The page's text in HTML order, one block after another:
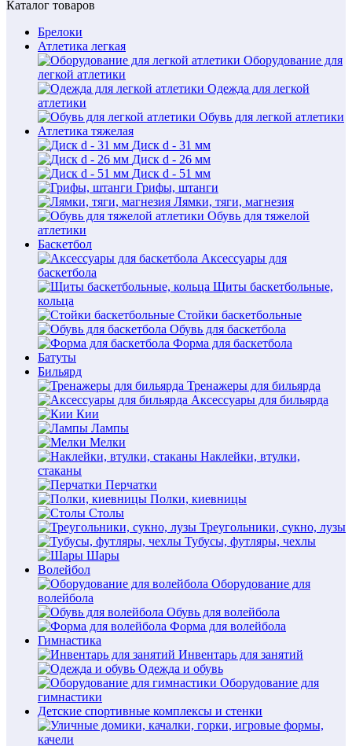
Каталог товаров
Брелоки
Атлетика легкая
Оборудование для
легкой атлетики
Одежда для легкой
атлетики
Обувь для легкой атлетики
Атлетика тяжелая
Диск d - 31 мм
Диск d - 26 мм
Диск d - 51 мм
Грифы, штанги
Лямки, тяги, магнезия
Обувь для тяжелой
атлетики
Баскетбол
Аксессуары для
баскетбола
Щиты баскетбольные,
кольца
Стойки баскетбольные
Обувь для баскетбола
Форма для баскетбола
Батуты
Бильярд
Тренажеры для бильярда
Аксессуары для бильярда
Кии
Лампы
Мелки
Наклейки, втулки,
стаканы
Перчатки
Полки, киевницы
Столы
Треугольники, сукно, лузы
Тубусы, футляры, чехлы
Шары
Волейбол
Оборудование для
волейбола
Обувь для волейбола
Форма для волейбола
Гимнастика
Инвентарь для занятий
Одежда и обувь
Оборудование для
гимнастики
Детские спортивные комплексы и стенки